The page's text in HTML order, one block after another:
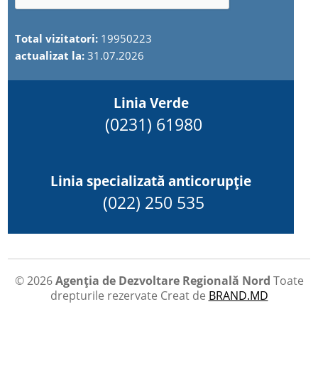
Total vizitatori: 19950223
actualizat la:31.07.2026
Linia Verde
(0231) 61980
Linia specializată anticorupție
(022) 250 535
© 2026Agenția de Dezvoltare Regională Nord Toate
drepturile rezervate Creat de BRAND.MD